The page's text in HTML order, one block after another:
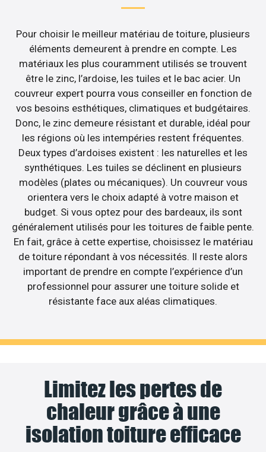
Pour choisir le meilleur matériau de toiture, plusieurs
éléments demeurent à prendre en compte. Les
matériaux les plus couramment utilisés se trouvent
être le zinc, l’ardoise, les tuiles et le bac acier. Un
couvreur expert pourra vous conseiller en fonction de
vos besoins esthétiques, climatiques et budgétaires.
Donc, le zinc demeure résistant et durable, idéal pour
les régions où les intempéries restent fréquentes.
Deux types d’ardoises existent : les naturelles et les
synthétiques. Les tuiles se déclinent en plusieurs
modèles (plates ou mécaniques). Un couvreur vous
orientera vers le choix adapté à votre maison et
budget. Si vous optez pour des bardeaux, ils sont
généralement utilisés pour les toitures de faible pente.
En fait, grâce à cette expertise, choisissez le matériau
de toiture répondant à vos nécessités. Il reste alors
important de prendre en compte l’expérience d’un
professionnel pour assurer une toiture solide et
résistante face aux aléas climatiques.
Limitez les pertes de
chaleur grâce à une
isolation toiture efficace